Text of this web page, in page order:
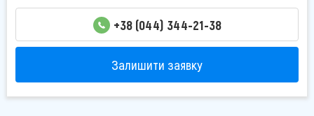
+38 (044) 344-21-38
Залишити заявку